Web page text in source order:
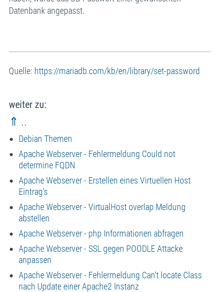
Datenbank angepasst.
Quelle: https://mariadb.com/kb/en/library/set-password
weiter zu:
⇑ ..
Debian Themen
Apache Webserver - Fehlermeldung Could not
determine FQDN
Apache Webserver - Erstellen eines Virtuellen Host
Eintrag's
Apache Webserver - VirtualHost overlap Meldung
abstellen
Apache Webserver - php Informationen abfragen
Apache Webserver - SSL gegen POODLE Attacke
anpassen
Apache Webserver - Fehlermeldung Can't locate Class
nach Update einer Apache2 Instanz